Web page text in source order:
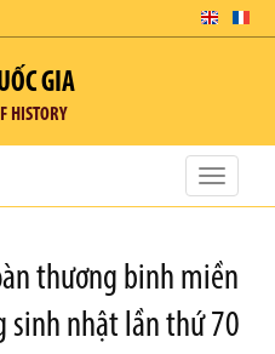
GIA
HISTORY
Toggle
thương binh miền
sinh nhật lần thứ 70